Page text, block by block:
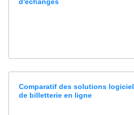
Comparatif des solutions logiciel
de billetterie en ligne